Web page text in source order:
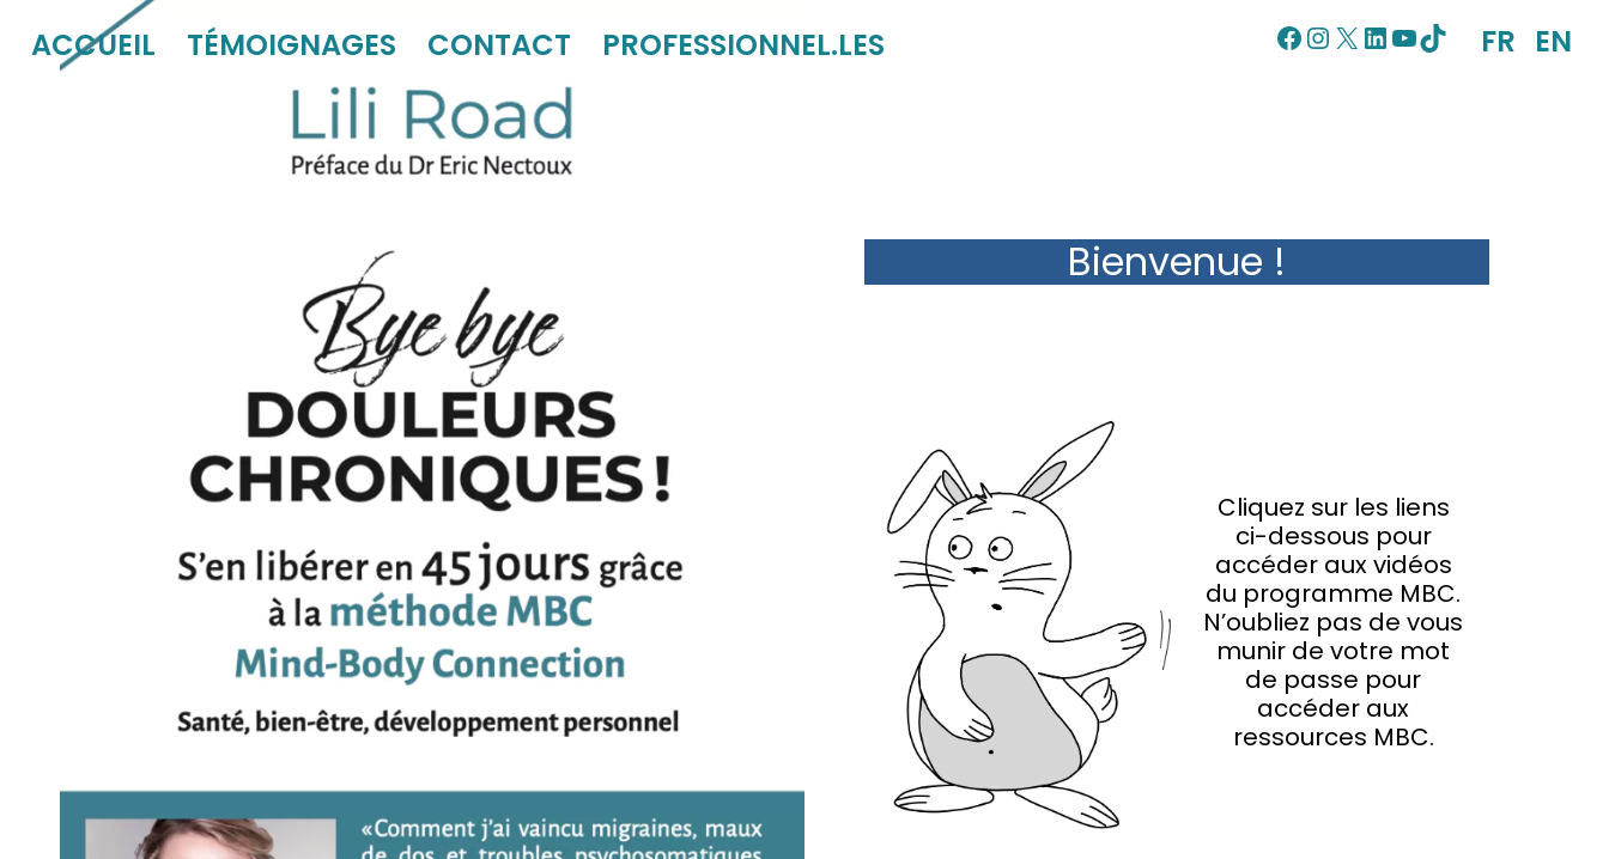
ACCUEIL TÉMOIGNAGES CONTACT PROFESSIONNEL.LES FR EN
Facebook
Instagram
X LinkedIn
YouTube
TikTok
Bienvenue !
Cliquez sur les liens
ci-dessous pour
accéder aux vidéos
du programme MBC.
N’oubliez pas de vous
munir de votre mot
de passe pour
accéder aux
ressources MBC.